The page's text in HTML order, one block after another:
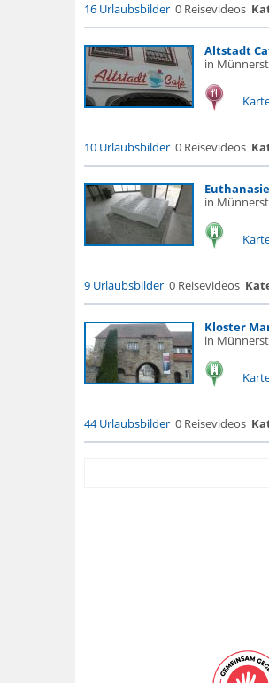
16 Urlaubsbilder 0 Reisevideos
Altstadt
in
10 Urlaubsbilder 0 Reisevideos
in
9 Urlaubsbilder 0 Reisevideos
Kloster
in
44 Urlaubsbilder 0 Reisevideos